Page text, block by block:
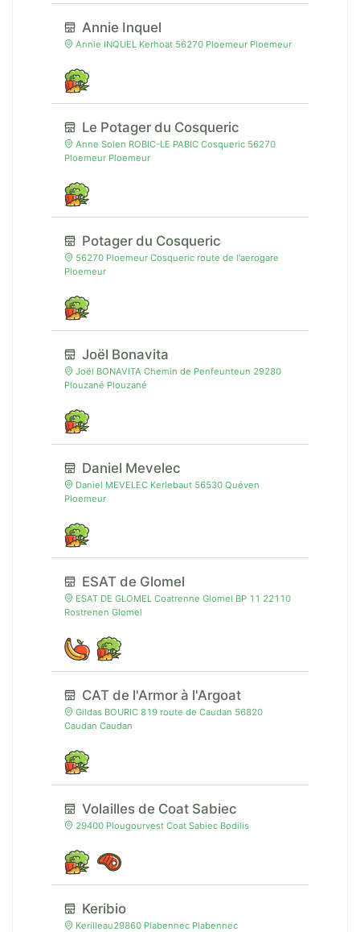
Annie Inquel
Annie INQUEL Kerhoat 56270 Ploemeur Ploemeur
Le Potager du Cosqueric
Anne Solen ROBIC-LE PABIC Cosqueric 56270
Ploemeur Ploemeur
Potager du Cosqueric
56270 Ploemeur Cosqueric route de l'aerogare
Ploemeur
Joël Bonavita
Joël BONAVITA Chemin de Penfeunteun 29280
Plouzané Plouzané
Daniel Mevelec
Daniel MEVELEC Kerlebaut 56530 Quéven
Ploemeur
ESAT de Glomel
ESAT DE GLOMEL Coatrenne Glomel BP 11 22110
Rostrenen Glomel
CAT de l'Armor à l'Argoat
Gildas BOURIC 819 route de Caudan 56820
Caudan Caudan
Volailles de Coat Sabiec
29400 Plougourvest Coat Sabiec Bodilis
Keribio
Kerilleau29860 Plabennec Plabennec